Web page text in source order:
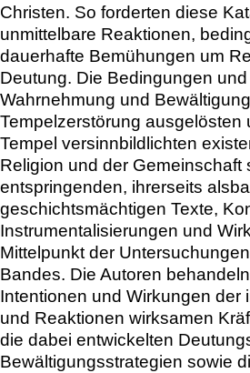
Christen. So forderten diese
unmittelbare Reaktionen,
dauerhafte Bemühungen um
Deutung. Die Bedingungen
Wahrnehmung und
Tempelzerstörung ausgelösten
Tempel versinnbildlichten
Religion und der Gemeinschaft
entspringenden, ihrerseits
geschichtsmächtigen Texte,
Instrumentalisierungen und
Mittelpunkt der
Bandes. Die Autoren
Intentionen und Wirkungen der
und Reaktionen wirksamen
die dabei entwickelten
Bewältigungsstrategien sowie